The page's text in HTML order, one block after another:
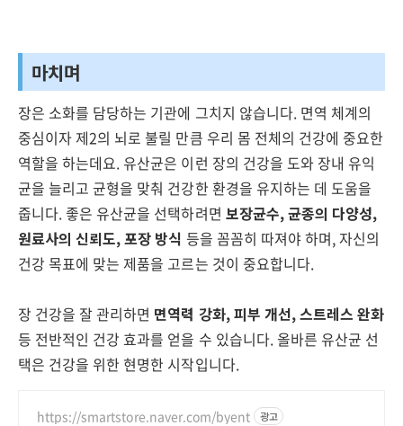
마치며
장은 소화를 담당하는 기관에 그치지 않습니다. 면역 체계의
중심이자 제2의 뇌로 불릴 만큼 우리 몸 전체의 건강에 중요한
역할을 하는데요. 유산균은 이런 장의 건강을 도와 장내 유익
균을 늘리고 균형을 맞춰 건강한 환경을 유지하는 데 도움을
줍니다. 좋은 유산균을 선택하려면 보장균수, 균종의 다양성,
원료사의 신뢰도, 포장 방식 등을 꼼꼼히 따져야 하며, 자신의
건강 목표에 맞는 제품을 고르는 것이 중요합니다.
장 건강을 잘 관리하면 면역력 강화, 피부 개선, 스트레스 완화
등 전반적인 건강 효과를 얻을 수 있습니다. 올바른 유산균 선
택은 건강을 위한 현명한 시작입니다.
https://smartstore.naver.com/byent 광고